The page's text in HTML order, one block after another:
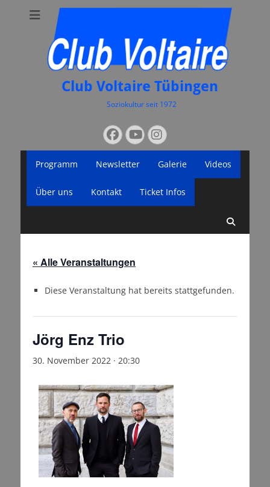
Club Voltaire Tübingen
Soziokultur seit 1972
nach:
Facebook
YouTube
Instagram
Menü
Inhalt
Programm Newsletter Galerie Videos
Über uns Kontakt Ticket Infos
« Alle Veranstaltungen
Diese Veranstaltung hat bereits stattgefunden.
Jörg Enz Trio
30. November 2022 · 20:30